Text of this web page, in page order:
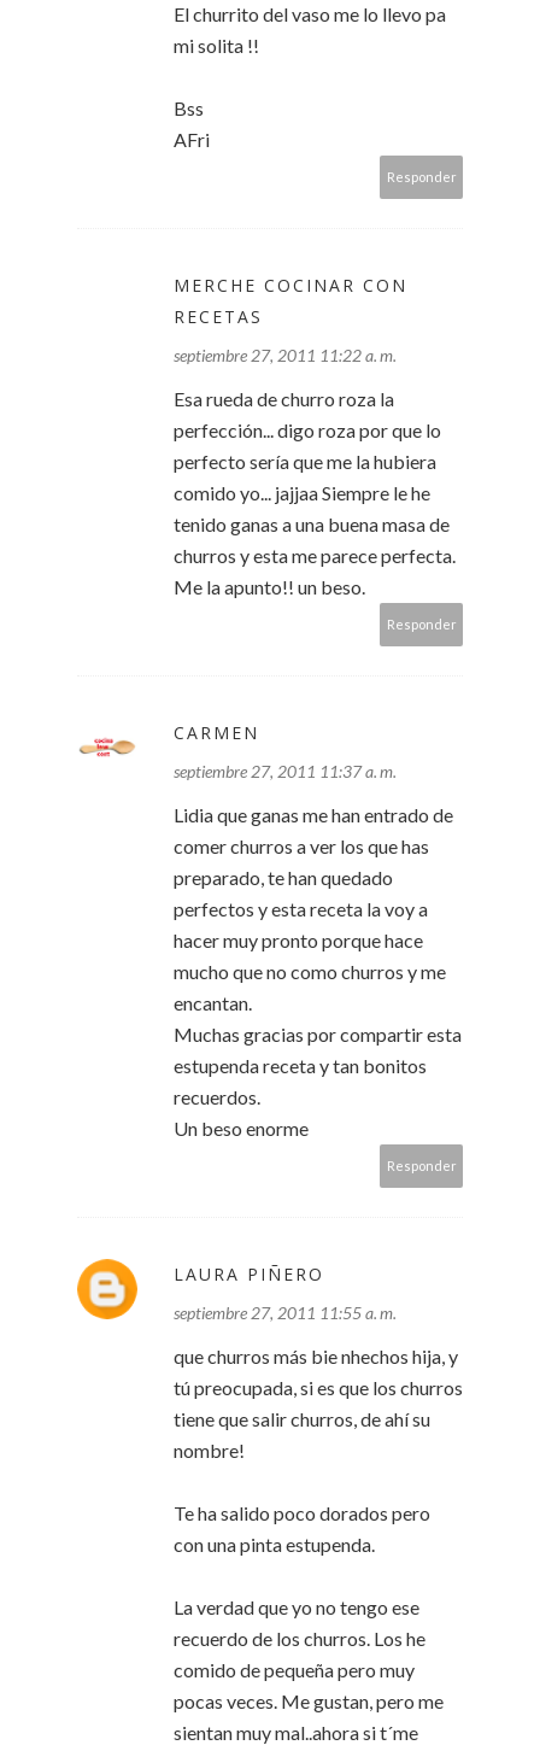
El churrito del vaso me lo llevo pa
mi solita !!
Bss
AFri
Responder
MERCHE COCINAR CON
RECETAS
septiembre 27, 2011 11:22 a. m.
Esa rueda de churro roza la
perfección... digo roza por que lo
perfecto sería que me la hubiera
comido yo... jajjaa Siempre le he
tenido ganas a una buena masa de
churros y esta me parece perfecta.
Me la apunto!! un beso.
Responder
CARMEN
septiembre 27, 2011 11:37 a. m.
Lidia que ganas me han entrado de
comer churros a ver los que has
preparado, te han quedado
perfectos y esta receta la voy a
hacer muy pronto porque hace
mucho que no como churros y me
encantan.
Muchas gracias por compartir esta
estupenda receta y tan bonitos
recuerdos.
Un beso enorme
Responder
LAURA PIÑERO
septiembre 27, 2011 11:55 a. m.
que churros más bie nhechos hija, y
tú preocupada, si es que los churros
tiene que salir churros, de ahí su
nombre!
Te ha salido poco dorados pero
con una pinta estupenda.
La verdad que yo no tengo ese
recuerdo de los churros. Los he
comido de pequeña pero muy
pocas veces. Me gustan, pero me
sientan muy mal..ahora si t´me